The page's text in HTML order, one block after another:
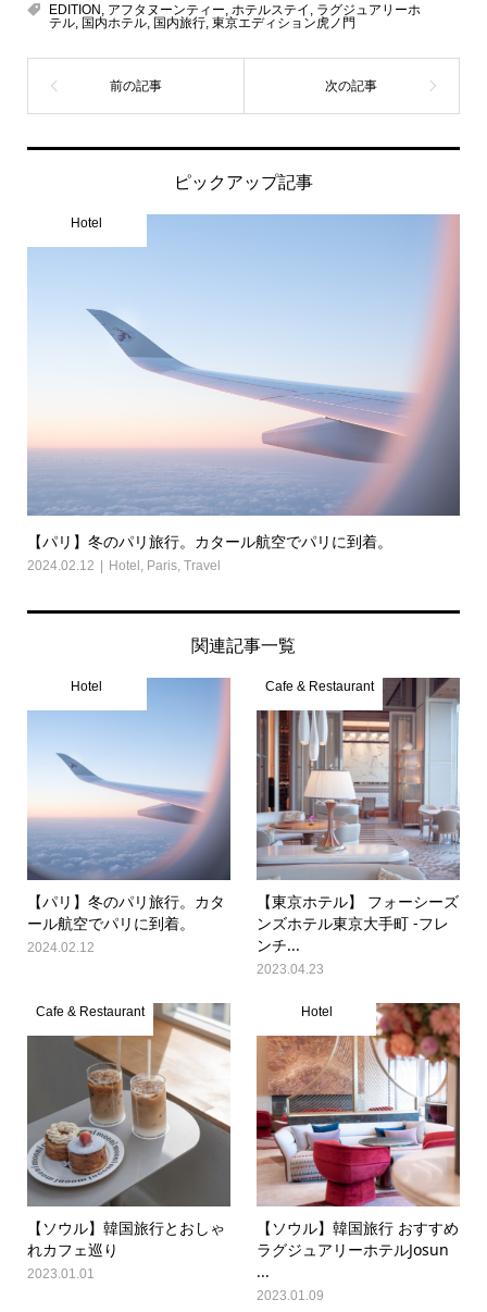
EDITION アフタヌーンティー ホテルステイ
ラグジュアリーホ
テル, 国内ホテル, 国内旅行, 東京エディション虎ノ門
ピックアップ記事
Hotel
【パリ】冬のパリ旅行。カタール航空でパリに到着。
2024.02.12 Hotel Paris, Travel
関連記事一覧
Hotel
【パリ】冬のパリ旅行。カタ
ール航空でパリに到着。
2024.02.12
Cafe & Restaurant
【東京ホテル】 フォーシーズ
ンズホテル東京大手町 -フレ
ンチ...
2023.04.23
Cafe & Restaurant
【ソウル】韓国旅行とおしゃ
れカフェ巡り
2023.01.01
Hotel
【ソウル】韓国旅行 おすすめ
ラグジュアリーホテルJosun
...
2023.01.09